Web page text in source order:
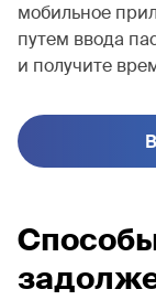
мобильное
путем ввода
и получите